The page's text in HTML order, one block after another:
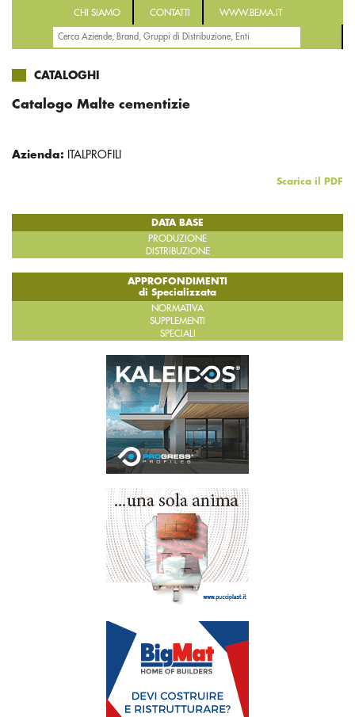
CHI SIAMO CONTATTI WWW.BEMA.IT
CATALOGHI
Catalogo Malte cementizie
Azienda: ITALPROFILI
Scarica il PDF
DATA BASE
PRODUZIONE
DISTRIBUZIONE
APPROFONDIMENTI
di Specializzata
NORMATIVA
SUPPLEMENTI
SPECIALI